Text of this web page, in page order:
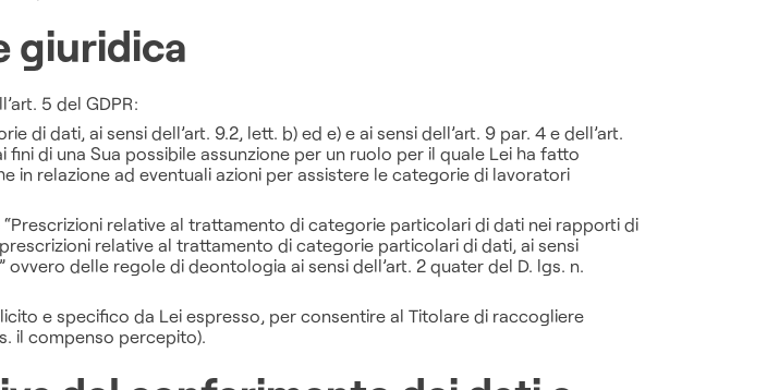
giuridica
5 del GDPR:
di dati, ai sensi dell’art. 9.2, lett. b) ed e) e ai sensi dell’art. 9 par. 4 e dell’art.
di una Sua possibile assunzione per un ruolo per il quale Lei ha fatto
in relazione ad eventuali azioni per assistere le categorie di lavoratori
relative al trattamento di categorie particolari di dati nei rapporti di
relative al trattamento di categorie particolari di dati, ai sensi
ovvero delle regole di deontologia ai sensi dell’art. 2 quater del D. lgs. n.
e specifico da Lei espresso, per consentire al Titolare di raccogliere
il compenso percepito).